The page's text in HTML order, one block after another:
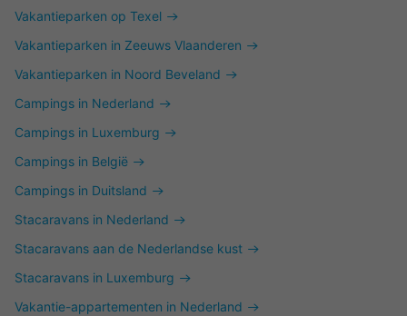
Vakantieparken op Texel
Vakantieparken in Zeeuws Vlaanderen
Vakantieparken in Noord Beveland
Campings in Nederland
Campings in Luxemburg
Campings in België
Campings in Duitsland
Stacaravans in Nederland
Stacaravans aan de Nederlandse kust
Stacaravans in Luxemburg
Vakantie-appartementen in Nederland